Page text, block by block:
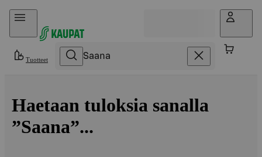
Hyppää sisältöön
Tuotteet
Haetaan tuloksia sanalla
”Saana”...